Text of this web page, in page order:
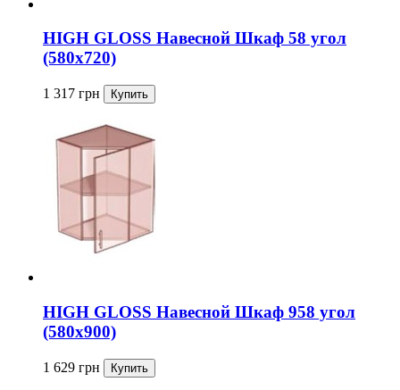
HIGH GLOSS Навесной Шкаф 58 угол
(580x720)
1 317 грн
HIGH GLOSS Навесной Шкаф 958 угол
(580x900)
1 629 грн